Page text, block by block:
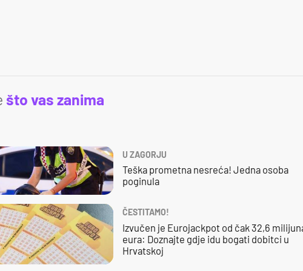
što vas zanima
U ZAGORJU
Teška prometna nesreća! Jedna osoba
poginula
ČESTITAMO!
Izvučen je Eurojackpot od čak 32,6
eura: Doznajte gdje idu bogati dobitci u
Hrvatskoj